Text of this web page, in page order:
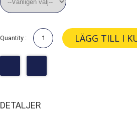
Quantity : LÄGG TILL I
DETALJER